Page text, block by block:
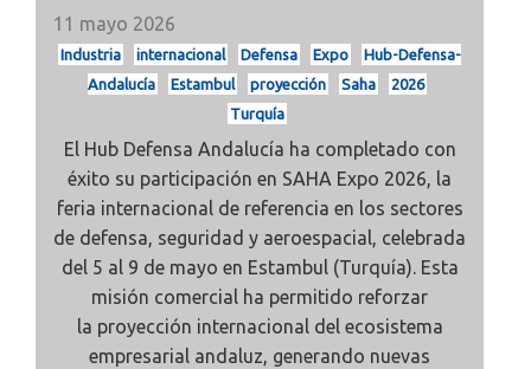
11 mayo 2026
Industria internacional Defensa Expo
Hub-Defensa-
Andalucía
Estambul proyección Saha
2026
Turquía
El Hub Defensa Andalucía ha completado con
éxito su participación en SAHA Expo 2026, la
feria internacional de referencia en los sectores
de defensa, seguridad y aeroespacial, celebrada
del 5 al 9 de mayo en Estambul (Turquía). Esta
misión comercial ha permitido reforzar
la proyección internacional del ecosistema
empresarial andaluz, generando nuevas